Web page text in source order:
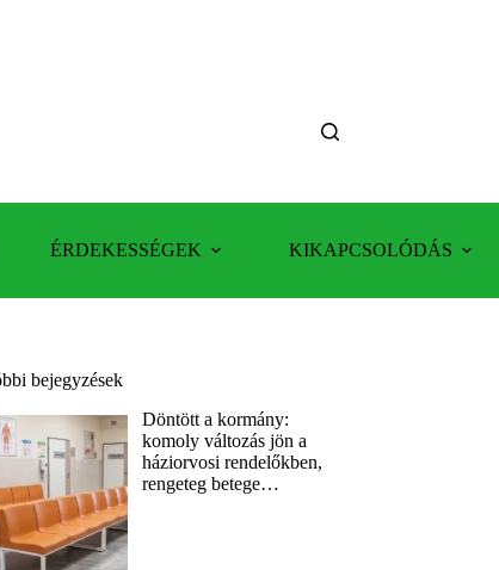
ÉRDEKESSÉGEK KIKAPCSOLÓDÁS
bejegyzések
Döntött a kormány:
komoly változás jön a
háziorvosi rendelőkben,
rengeteg betege…